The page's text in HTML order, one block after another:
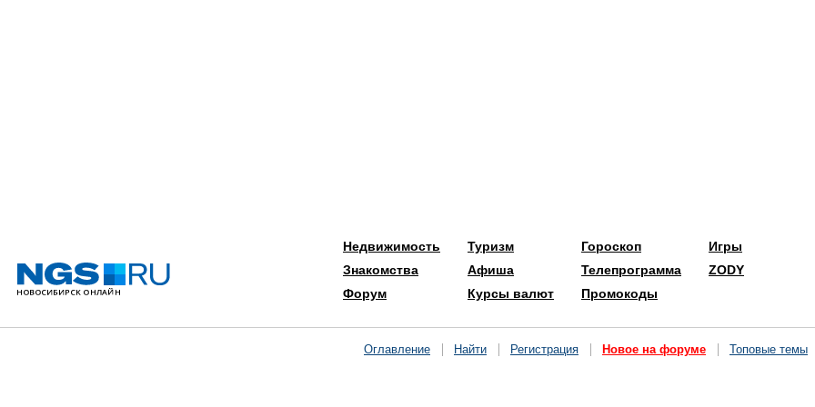
Недвижимость
Знакомства
Форум
Туризм
Афиша
Курсы валют
Гороскоп
Телепрограмма
Промокоды
Игры
ZODY
Оглавление Найти Регистрация Новое на форуме Топовые темы